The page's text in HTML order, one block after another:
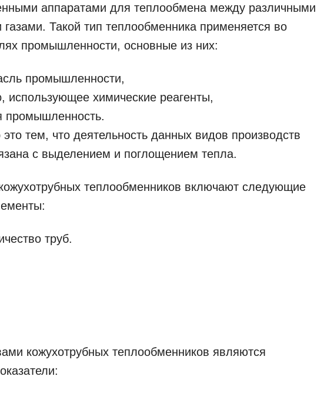
аппаратами для теплообмена между различными
Такой тип теплообменника применяется во
промышленности, основные из них:
промышленности,
использующее химические реагенты,
промышленность.
тем, что деятельность данных видов производств
с выделением и поглощением тепла.
теплообменников включают следующие
труб.
кожухотрубных теплообменников являются